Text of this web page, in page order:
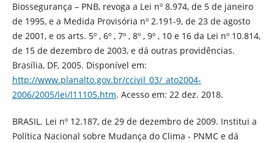
Biossegurança – PNB, revoga a Lei nº 8.974, de 5 de janeiro
de 1995, e a Medida Provisória nº 2.191-9, de 23 de agosto
de 2001, e os arts. 5º , 6º , 7º , 8º , 9º , 10 e 16 da Lei nº 10.814,
de 15 de dezembro de 2003, e dá outras providências.
Brasília, DF, 2005. Disponível em:
http://www.planalto.gov.br/ccivil_03/_ato2004-
2006/2005/lei/l11105.htm. Acesso em: 22 dez. 2018.
BRASIL. Lei nº 12.187, de 29 de dezembro de 2009. Institui a
Política Nacional sobre Mudança do Clima - PNMC e dá